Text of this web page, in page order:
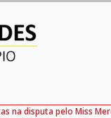
na disputa pelo Miss